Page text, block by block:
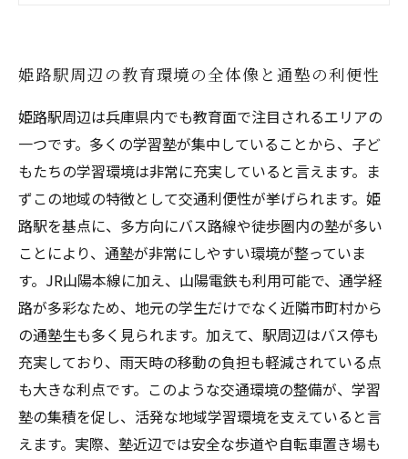
姫路駅周辺の教育環境の全体像と通塾の利便性
姫路駅周辺は兵庫県内でも教育面で注目されるエリアの
一つです。多くの学習塾が集中していることから、子ど
もたちの学習環境は非常に充実していると言えます。ま
ずこの地域の特徴として交通利便性が挙げられます。姫
路駅を基点に、多方向にバス路線や徒歩圏内の塾が多い
ことにより、通塾が非常にしやすい環境が整っていま
す。JR山陽本線に加え、山陽電鉄も利用可能で、通学経
路が多彩なため、地元の学生だけでなく近隣市町村から
の通塾生も多く見られます。加えて、駅周辺はバス停も
充実しており、雨天時の移動の負担も軽減されている点
も大きな利点です。このような交通環境の整備が、学習
塾の集積を促し、活発な地域学習環境を支えていると言
えます。実際、塾近辺では安全な歩道や自転車置き場も